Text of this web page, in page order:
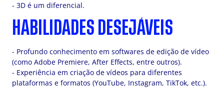
- 3D é um diferencial.
HABILIDADES DESEJÁVEIS
- Profundo conhecimento em softwares de edição de vídeo
(como Adobe Premiere, After Effects, entre outros).
- Experiência em criação de vídeos para diferentes
plataformas e formatos (YouTube, Instagram, TikTok, etc.).